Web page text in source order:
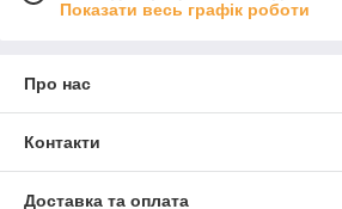
Показати весь графік роботи
Про нас
Контакти
Доставка та оплата